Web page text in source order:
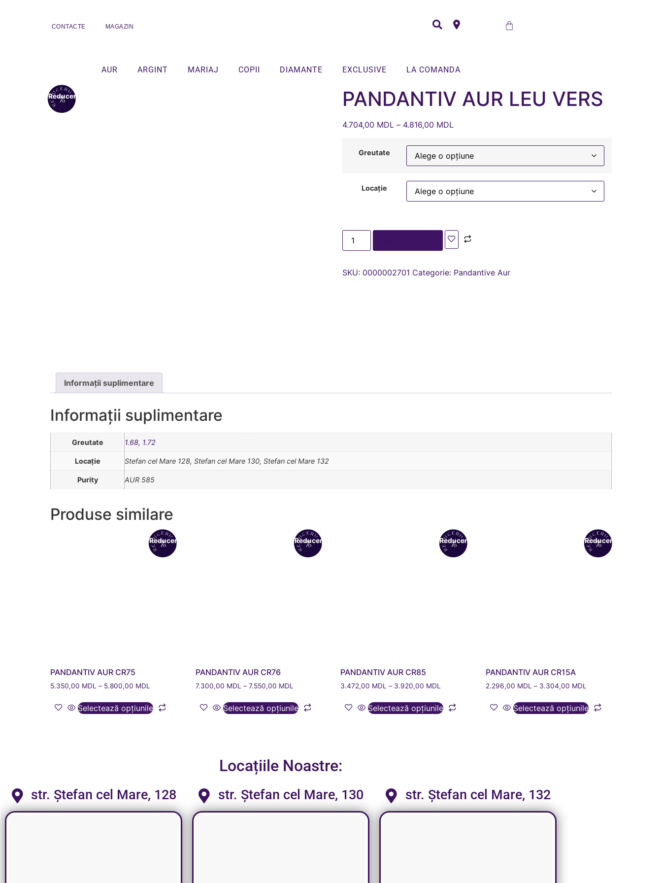
CONTACTE MAGAZIN
AUR ARGINT MARIAJ COPII DIAMANTE EXCLUSIVE LA COMANDA
Reduceri! PANDANTIV AUR LEU VERS
4.704,00 MDL – 4.816,00 MDL
Greutate
Locație
SKU: 0000002701 Categorie: Pandantive Aur
Informații suplimentare
Informații suplimentare
Greutate 1.68, 1.72
Locație Stefan cel Mare 128, Stefan cel Mare 130, Stefan cel Mare 132
Purity AUR 585
Produse similare
Reduceri!
PANDANTIV AUR CR75
5.350,00 MDL – 5.800,00 MDL
Selectează opțiunile
Reduceri!
PANDANTIV AUR CR76
7.300,00 MDL – 7.550,00 MDL
Selectează opțiunile
Reduceri!
PANDANTIV AUR CR85
3.472,00 MDL – 3.920,00 MDL
Selectează opțiunile
Reduceri!
PANDANTIV AUR CR15A
2.296,00 MDL – 3.304,00 MDL
Selectează opțiunile
Locațiile Noastre:
str. Ștefan cel Mare, 128 str. Ștefan cel Mare, 130 str. Ștefan cel Mare, 132